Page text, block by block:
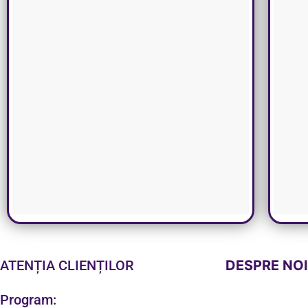
ATENȚIA CLIENȚILOR
Program:
DESPRE NOI